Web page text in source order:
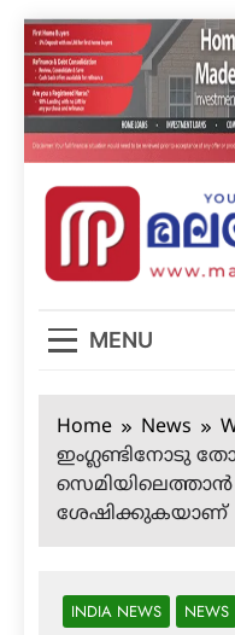
Skip
to
content
MENU
Home News
ഇംഗ്ലണ്ടിനോടു
ശേഷിക്കുകയാണ്
INDIA NEWS NEWS